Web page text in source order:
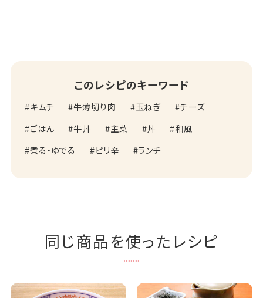
このレシピのキーワード
キムチ 牛薄切り肉 玉ねぎ
チーズ
ごはん
牛丼 主菜 丼
和風
煮る・ゆでる
ピリ辛 ランチ
同じ商品を使ったレシピ